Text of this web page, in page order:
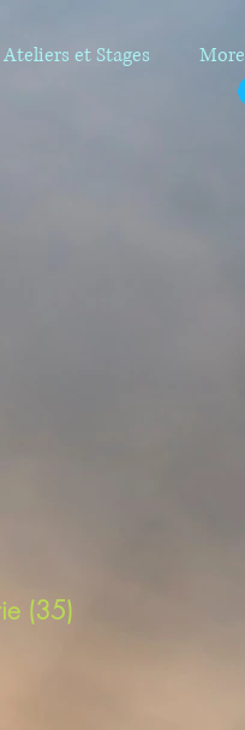
Ateliers et Stages More
(35)